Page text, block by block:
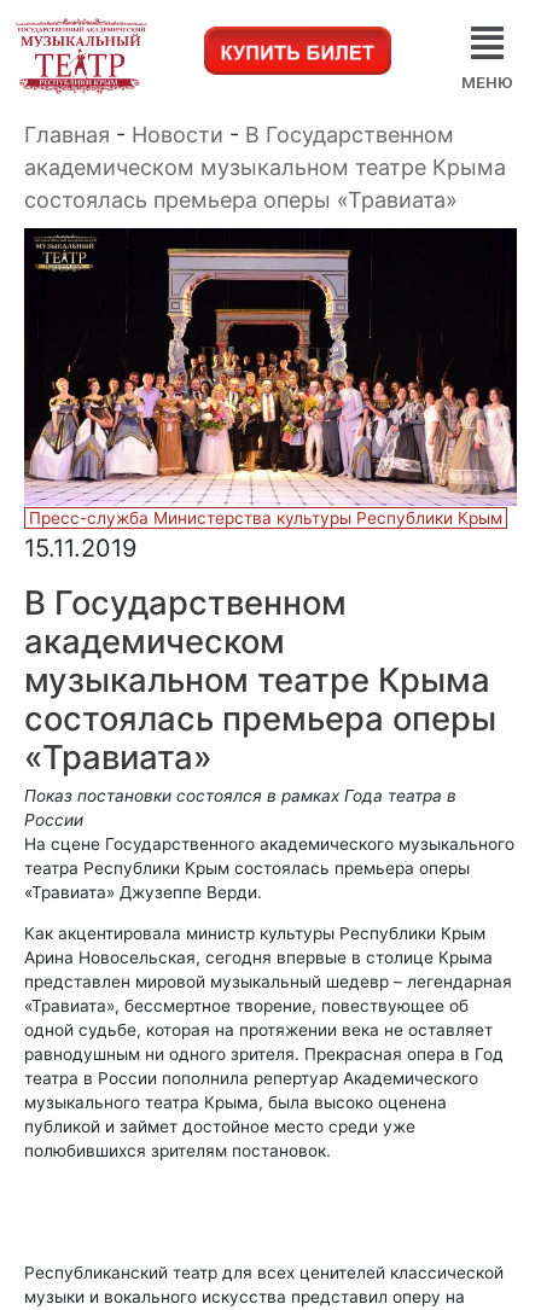
МЕНЮ
Главная - Новости - В Государственном
академическом музыкальном театре Крыма
состоялась премьера оперы «Травиата»
Пресс-служба Министерства культуры Республики Крым
15.11.2019
В Государственном
академическом
музыкальном театре Крыма
состоялась премьера оперы
«Травиата»
Показ постановки состоялся в рамках Года театра в
России
На сцене Государственного академического музыкального
театра Республики Крым состоялась премьера оперы
«Травиата» Джузеппе Верди.
Как акцентировала министр культуры Республики Крым
Арина Новосельская, сегодня впервые в столице Крыма
представлен мировой музыкальный шедевр – легендарная
«Травиата», бессмертное творение, повествующее об
одной судьбе, которая на протяжении века не оставляет
равнодушным ни одного зрителя. Прекрасная опера в Год
театра в России пополнила репертуар Академического
музыкального театра Крыма, была высоко оценена
публикой и займет достойное место среди уже
полюбившихся зрителям постановок.
Республиканский театр для всех ценителей классической
музыки и вокального искусства представил оперу на